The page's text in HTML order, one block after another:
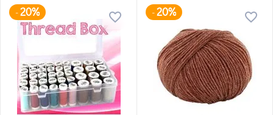
-20% -20%